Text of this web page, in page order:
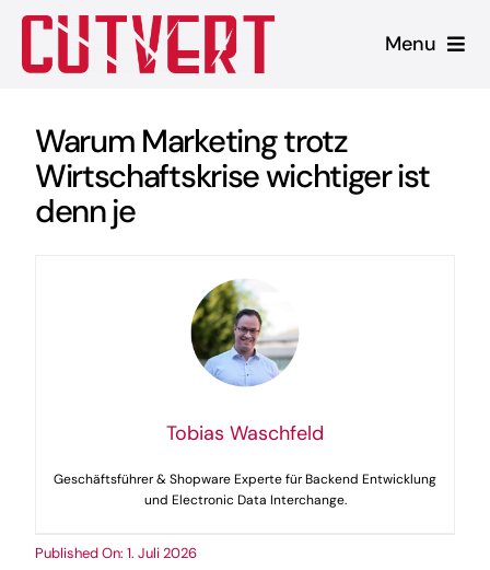
Zum
Inhalt
Menu
Shopware
Referenzen
Blog
Warum Marketing trotz
Wirtschaftskrise wichtiger ist
denn je
Tobias Waschfeld
Geschäftsführer & Shopware Experte für Backend Entwicklung
und Electronic Data Interchange.
Published On: 1. Juli 2026